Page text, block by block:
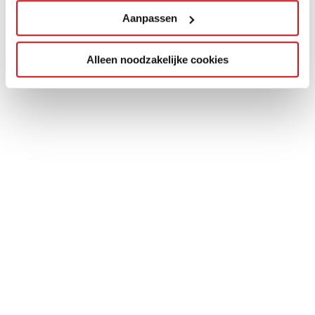
Aanpassen
Alleen noodzakelijke cookies